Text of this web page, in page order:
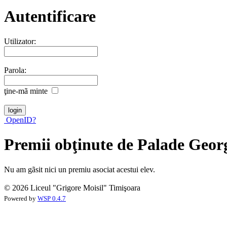
Autentificare
Utilizator:
Parola:
ţine-mã minte
OpenID?
Premii obţinute de Palade
Nu am gãsit nici un premiu asociat acestui elev.
© 2026 Liceul "Grigore Moisil" Timişoara
Powered by WSP 0.4.7